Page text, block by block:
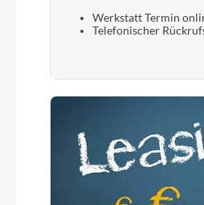
Werkstatt Termin
Telefonischer